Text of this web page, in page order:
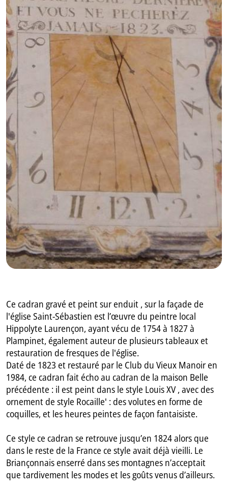
GB
Ce cadran gravé et peint sur enduit , sur la façade de
l'église Saint-Sébastien est l’œuvre du peintre local
Hippolyte Laurençon, ayant vécu de 1754 à 1827 à
Plampinet, également auteur de plusieurs tableaux et
restauration de fresques de l'église.
Daté de 1823 et restauré par le Club du Vieux Manoir en
1984, ce cadran fait écho au cadran de la maison Belle
précédente : il est peint dans le style Louis XV , avec des
ornement de style Rocaille' : des volutes en forme de
coquilles, et les heures peintes de façon fantaisiste.
Ce style ce cadran se retrouve jusqu’en 1824 alors que
dans le reste de la France ce style avait déjà vieilli. Le
Briançonnais enserré dans ses montagnes n’acceptait
que tardivement les modes et les goûts venus d’ailleurs.